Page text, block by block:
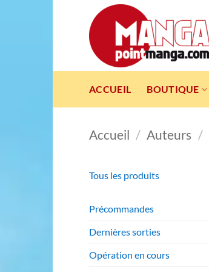
ACCUEIL BOUTIQUE
Accueil / Auteurs /
Tous les produits
Précommandes
Dernières sorties
Opération en cours